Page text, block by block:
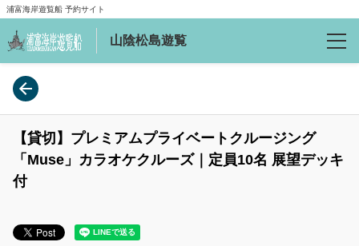
浦富海岸遊覧船 予約サイト
山陰松島遊覧
予約確認
言語
日本語
繁體中文
【貸切】プレミアムプライベートクルージング
「Muse」カラオケクルーズ｜定員10名 展望デッキ
付